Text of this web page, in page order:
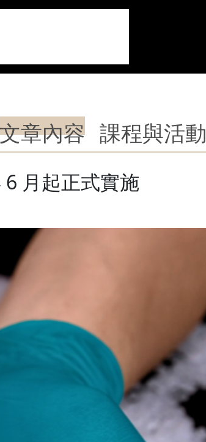
文章內容 課程與活動
月起正式實施